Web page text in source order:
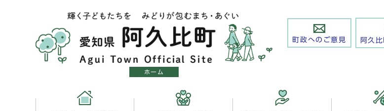
ホーム
町政へのご意見 阿久